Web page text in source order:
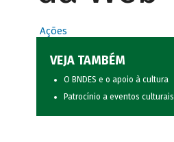
Ações
VEJA TAMBÉM
O BNDES e o apoio à cultura
Patrocínio a eventos culturais